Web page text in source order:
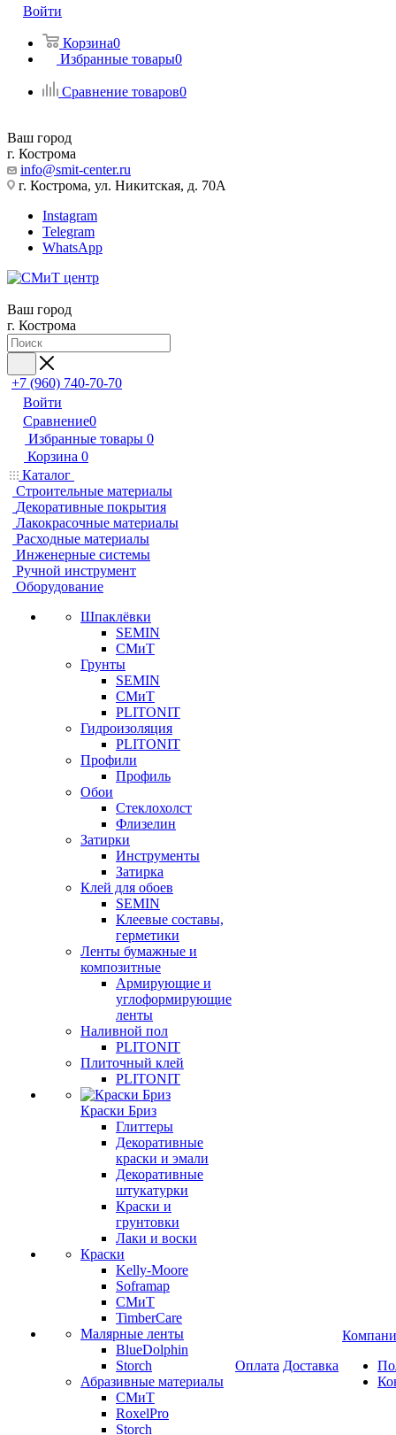
Войти
Корзина0
Избранные товары0
Сравнение товаров0
Ваш город
г. Кострома
info@smit-center.ru
г. Кострома, ул. Никитская, д. 70А
Instagram
Telegram
WhatsApp
Ваш город
г. Кострома
+7 (960) 740-70-70
Войти
Сравнение0
Избранные товары 0
Корзина 0
Каталог
Строительные материалы
Декоративные покрытия
Лакокрасочные материалы
Расходные материалы
Инженерные системы
Ручной инструмент
Оборудование
Шпаклёвки
SEMIN
СМиТ
Грунты
SEMIN
СМиТ
PLITONIT
Гидроизоляция
PLITONIT
Профили
Профиль
Обои
Стеклохолст
Флизелин
Затирки
Инструменты
Затирка
Клей для обоев
SEMIN
Клеевые составы,
герметики
Ленты бумажные и
композитные
Армирующие и
углоформирующие
ленты
Наливной пол
PLITONIT
Плиточный клей
PLITONIT
Краски Бриз
Глиттеры
Декоративные
краски и эмали
Декоративные
штукатурки
Краски и
грунтовки
Лаки и воски
Краски
Kelly-Moore
Soframap
СМиТ
TimberCare
Малярные ленты
BlueDolphin
Storch
Абразивные материалы
СМиТ
RoxelPro
Storch
Оплата Доставка